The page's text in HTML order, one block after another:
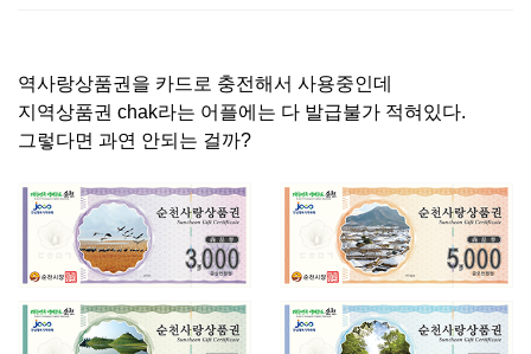
역사랑상품권을 카드로 충전해서 사용중인데
지역상품권 chak라는 어플에는 다 발급불가 적혀있다.
그렇다면 과연 안되는 걸까?